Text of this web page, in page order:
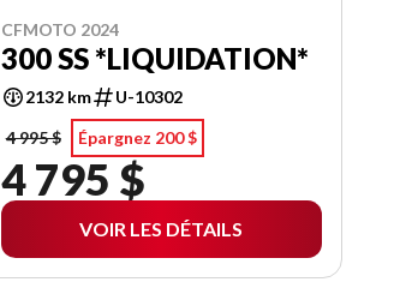
CFMOTO 2024
300 SS *LIQUIDATION*
2132 km
U-10302
4 995 $
Épargnez 200 $
4 795 $
VOIR LES DÉTAILS